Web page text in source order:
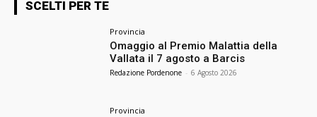
SCELTI PER TE
Provincia
Omaggio al Premio Malattia della
Vallata il 7 agosto a Barcis
Redazione Pordenone - 6 Agosto 2026
Provincia